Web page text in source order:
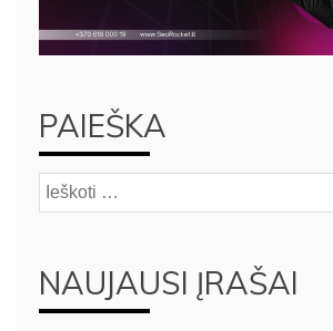
PAIEŠKA
Ieškoti:
NAUJAUSI ĮRAŠAI